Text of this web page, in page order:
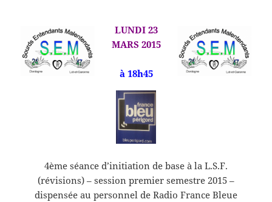
LUNDI 23
MARS 2015
à 18h45
4ème séance d’initiation de base à la L.S.F.
(révisions) – session premier semestre 2015 –
dispensée au personnel de Radio France Bleue